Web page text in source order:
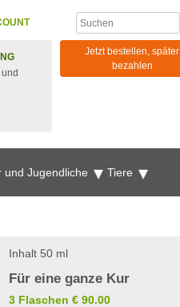
Jetzt bestellen, später
bezahlen
und Jugendliche Tiere
Inhalt 50 ml
Für eine ganze Kur
3 Flaschen € 90.00